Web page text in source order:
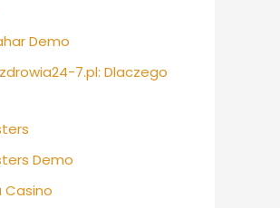
Demo
7.pl: Dlaczego
Demo
Casino